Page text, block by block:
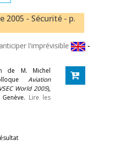
2005 - Sécurité - p.
l'imprévisible
-
de M. Michel
Aviation
World 2005),
Lire les